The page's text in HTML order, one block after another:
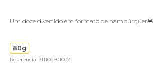
Um doce divertido em formato de hambúrguer🍔
80g
Referência: 311100F01002